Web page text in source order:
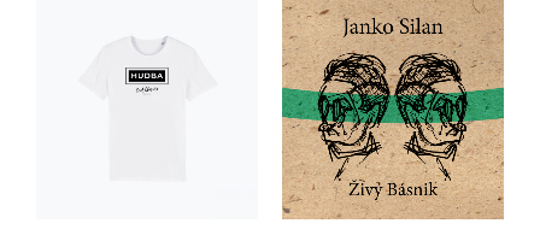
produkt
viacero
variantov.
Možnosti